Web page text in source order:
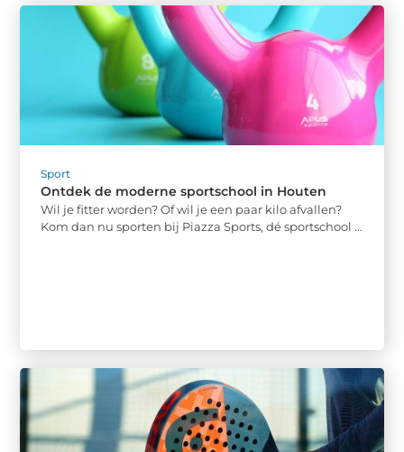
Sport
Ontdek de moderne sportschool in Houten
Wil je fitter worden? Of wil je een paar kilo afvallen?
Kom dan nu sporten bij Piazza Sports, dé sportschool ...